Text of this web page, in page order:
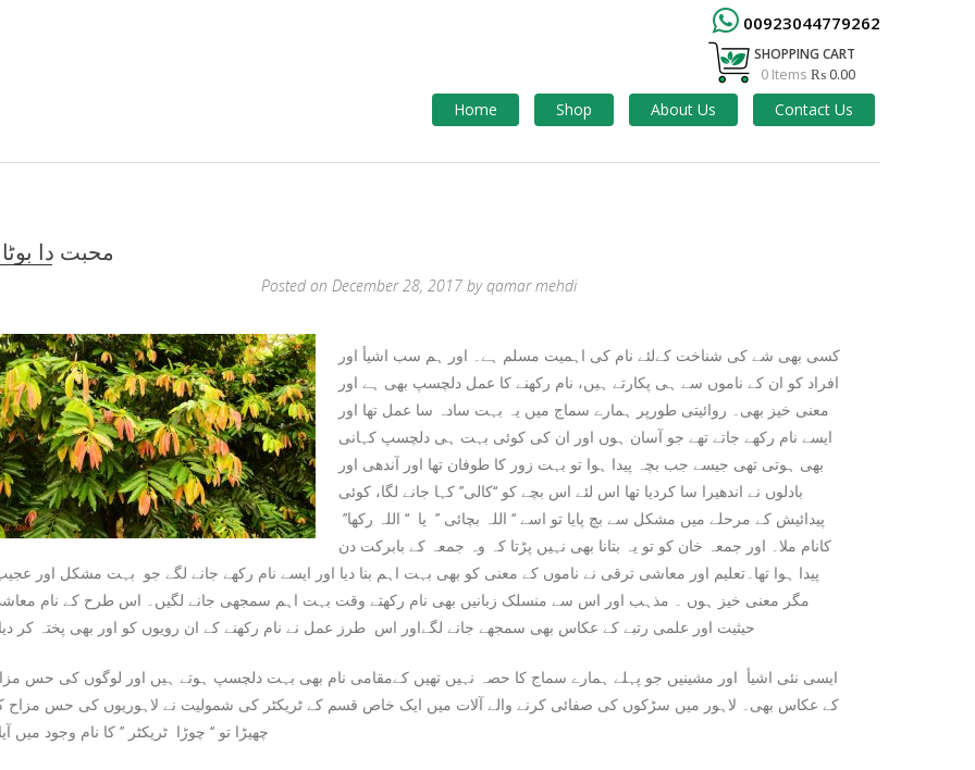
00923044779262
SHOPPING CART
0 Items ₨ 0.00
Home Shop About Us Contact Us
محبت دا
Posted on December 28, 2017byqamar mehdi
کسی بھی شے کی شناخت کےلئے نام کی اہمیت مسلم ہے۔ اور ہم سب اشیأ اور
افراد کو ان کے ناموں سے ہی پکارتے ہیں، نام رکھنے کا عمل دلچسپ بھی ہے اور
معنی خیز بھی۔ روائیتی طورپر ہمارے سماج میں یہ بہت سادہ سا عمل تھا اور
ایسے نام رکھے جاتے تھے جو آسان ہوں اور ان کی کوئی بہت ہی دلچسپ کہانی
بھی ہوتی تھی جیسے جب بچہ پیدا ہوا تو بہت زور کا طوفان تھا اور آندھی اور
بادلوں نے اندھیرا سا کردیا تھا اس لئے اس بچے کو ‘‘کالی’’ کہا جانے لگا، کوئی
پیدائیش کے مرحلے میں مشکل سے بچ پایا تو اسے ‘‘ اللہ بچائی ’’ یا ‘‘ اللہ رکھا’’
کانام ملا۔ اور جمعہ خان کو تو یہ بتانا بھی نہیں پڑتا کہ وہ جمعہ کے بابرکت دن
پیدا ہوا تھا۔تعلیم اور معاشی ترقی نے ناموں کے معنی کو بھی بہت اہم بنا دیا اور ایسے نام رکھے جانے لگے جو بہت مشکل اور
مگر معنی خیز ہوں ۔ مذہب اور اس سے منسلک زبانیں بھی نام رکھتے وقت بہت اہم سمجھی جانے لگیں۔ اس طرح کے نام
حیثیت اور علمی رتبے کے عکاس بھی سمجھے جانے لگےاور اس طرز عمل نے نام رکھنے کے ان رویوں کو اور بھی پختہ کر
ایسی نئی اشیأ اور مشینیں جو پہلے ہمارے سماج کا حصہ نہیں تھیں کےمقامی نام بھی بہت دلچسپ ہوتے ہیں اور لوگوں کی حس
کے عکاس بھی۔ لاہور میں سڑکوں کی صفائی کرنے والے آلات میں ایک خاص قسم کے ٹریکٹر کی شمولیت نے لاہوریوں کی حس مزاح
چھیڑا تو ‘‘ چوڑا ٹریکٹر ’’ کا نام وجود میں